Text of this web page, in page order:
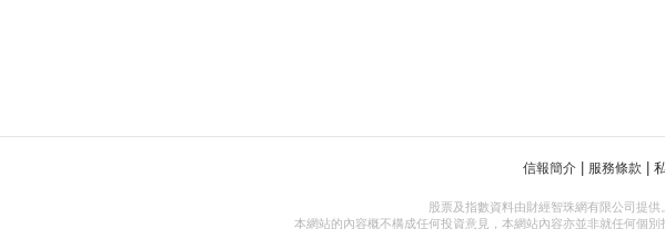
信報簡介 | 服務條款 |
股票及指數資料由財經智珠網有限公司提
本網站的內容概不構成任何投資意見，本網站內容亦並非就任何個